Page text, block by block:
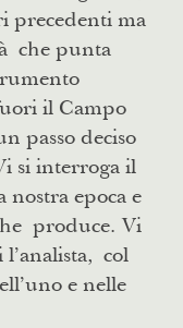
precedenti ma
che punta
il Campo
passo deciso
si interroga il
nostra epoca e
produce. Vi
col
e nelle